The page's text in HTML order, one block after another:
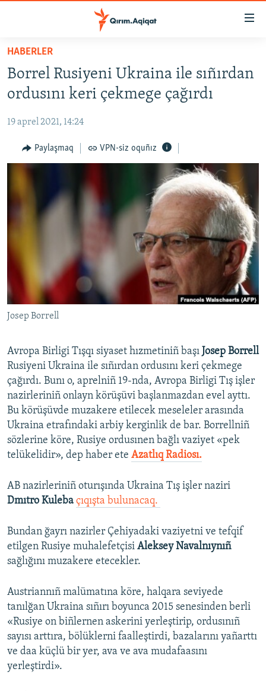
Esas
qaytmaq
Baş
qaytmaq
qaytmaq
HABERLER
SİYASET
CEMİYET
MEDENİYET
İNSAN AQLARI
VİDEO
SÜRET
FİKİR
Русский
Українською
RFE/RS bütün saytları
HABERLER
Borrel Rusiyeni Ukraina ile sıñırdan
ordusını keri çekmege çağırdı
19 aprel 2021, 14:24
Paylaşmaq VPN-siz oquñız
Josep Borrell
Avropa Birligi Tışqı siyaset hızmetiniñ başı Josep Borrell
Rusiyeni Ukraina ile sıñırdan ordusını keri çekmege
çağırdı. Bunı o, aprelniñ 19-nda, Avropa Birligi Tış işler
nazirleriniñ onlayn körüşüvi başlanmazdan evel ayttı.
Bu körüşüvde muzakere etilecek meseleler arasında
Ukraina etrafındaki arbiy kerginlik de bar. Borrellniñ
sözlerine köre, Rusiye ordusınen bağlı vaziyet «pek
telükelidir», dep haber ete Azatlıq Radiosı.
AB nazirleriniñ oturışında Ukraina Tış işler naziri
Dmıtro Kuleba çıqışta bulunacaq. ​
Bundan ğayrı nazirler Çehiyadaki vaziyetni ve tefqif
etilgen Rusiye muhalefetçisi Aleksey Navalnıynıñ
sağlığını muzakere etecekler. ​
Austriannıñ malümatına köre, halqara seviyede
tanılğan Ukraina sıñırı boyunca 2015 senesinden berli
«Rusiye on biñlernen askerini yerleştirip, ordusınıñ
sayısı arttıra, bölüklerni faalleştirdi, bazalarını yañarttı
ve daa küçlü bir yer, ava ve ava mudafaasını
yerleştirdi».